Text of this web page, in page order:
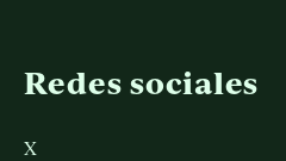
Redes sociales
X